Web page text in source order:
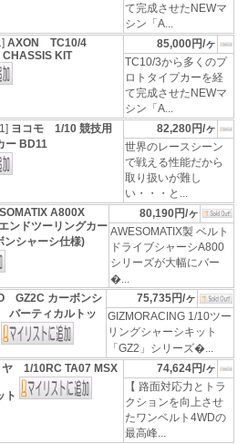
て完成させたNEWマ
シン「A...
AXON TC10/4
KIT
85,000円/ヶ
TC10/3から多くのプ
ロトタイプカーを経
て完成させたNEWマ
シン「A...
ヨコモ 1/10 競技用
ー BD11
82,280円/ヶ
世界のレースシーン
で戦える性能だから
取り扱いが難し
い・・・と...
A800X
ンドツーリングカー
ンシャーシ仕様)
80,190円/ヶ
AWESOMATIX製 ベルト
ドライブシャーシA800
シリーズが大幅にバー
�...
GZ2C カーボンシ
バーティカルトッ
75,735円/ヶ
GIZMORACING 1/10ツー
リングシャーシキット
「GZ2」シリーズ�...
ヤ 1/10RC TA07 MSX
ト
74,624円/ヶ
【 路面対応力とトラ
クションを向上させ
たワンベルト4WDの
最高峰...